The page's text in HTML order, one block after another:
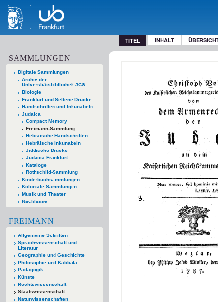
TITEL INHALT
SAMMLUNGEN
Digitale Sammlungen
Archiv der
Universitätsbibliothek JCS
Biologie
Frankfurt und Seltene Drucke
Handschriften und Inkunabeln
Judaica
Compact Memory
Freimann-Sammlung
Hebräische Handschriften
Hebräische Inkunabeln
Jiddische Drucke
Judaica Frankfurt
Kataloge
Rothschild-Sammlung
Kinderbuchsammlungen
Koloniale Sammlungen
Musik und Theater
Nachlässe
FREIMANN
Allgemeine Schriften
Sprachwissenschaft und
Literatur
Geographie und Geschichte
Philosophie und Kabbala
Pädagogik
Künste
Rechtswissenschaft
Staatswissenschaft
Naturwissenschaften